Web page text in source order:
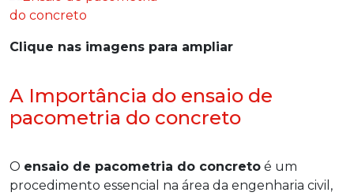
Clique nas imagens para ampliar
A Importância do ensaio de
pacometria do concreto
O ensaio de pacometria do concreto é um
procedimento essencial na área da engenharia civil,